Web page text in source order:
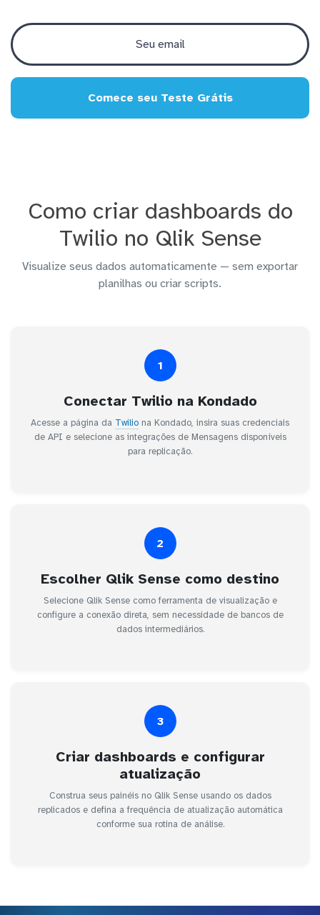
Comece seu Teste Grátis
Como criar dashboards do
Twilio no Qlik Sense
Visualize seus dados automaticamente — sem exportar
planilhas ou criar scripts.
1
Conectar Twilio na Kondado
Acesse a página da Twilio na Kondado, insira suas credenciais
de API e selecione as integrações de Mensagens disponíveis
para replicação.
2
Escolher Qlik Sense como destino
Selecione Qlik Sense como ferramenta de visualização e
configure a conexão direta, sem necessidade de bancos de
dados intermediários.
3
Criar dashboards e configurar
atualização
Construa seus painéis no Qlik Sense usando os dados
replicados e defina a frequência de atualização automática
conforme sua rotina de análise.